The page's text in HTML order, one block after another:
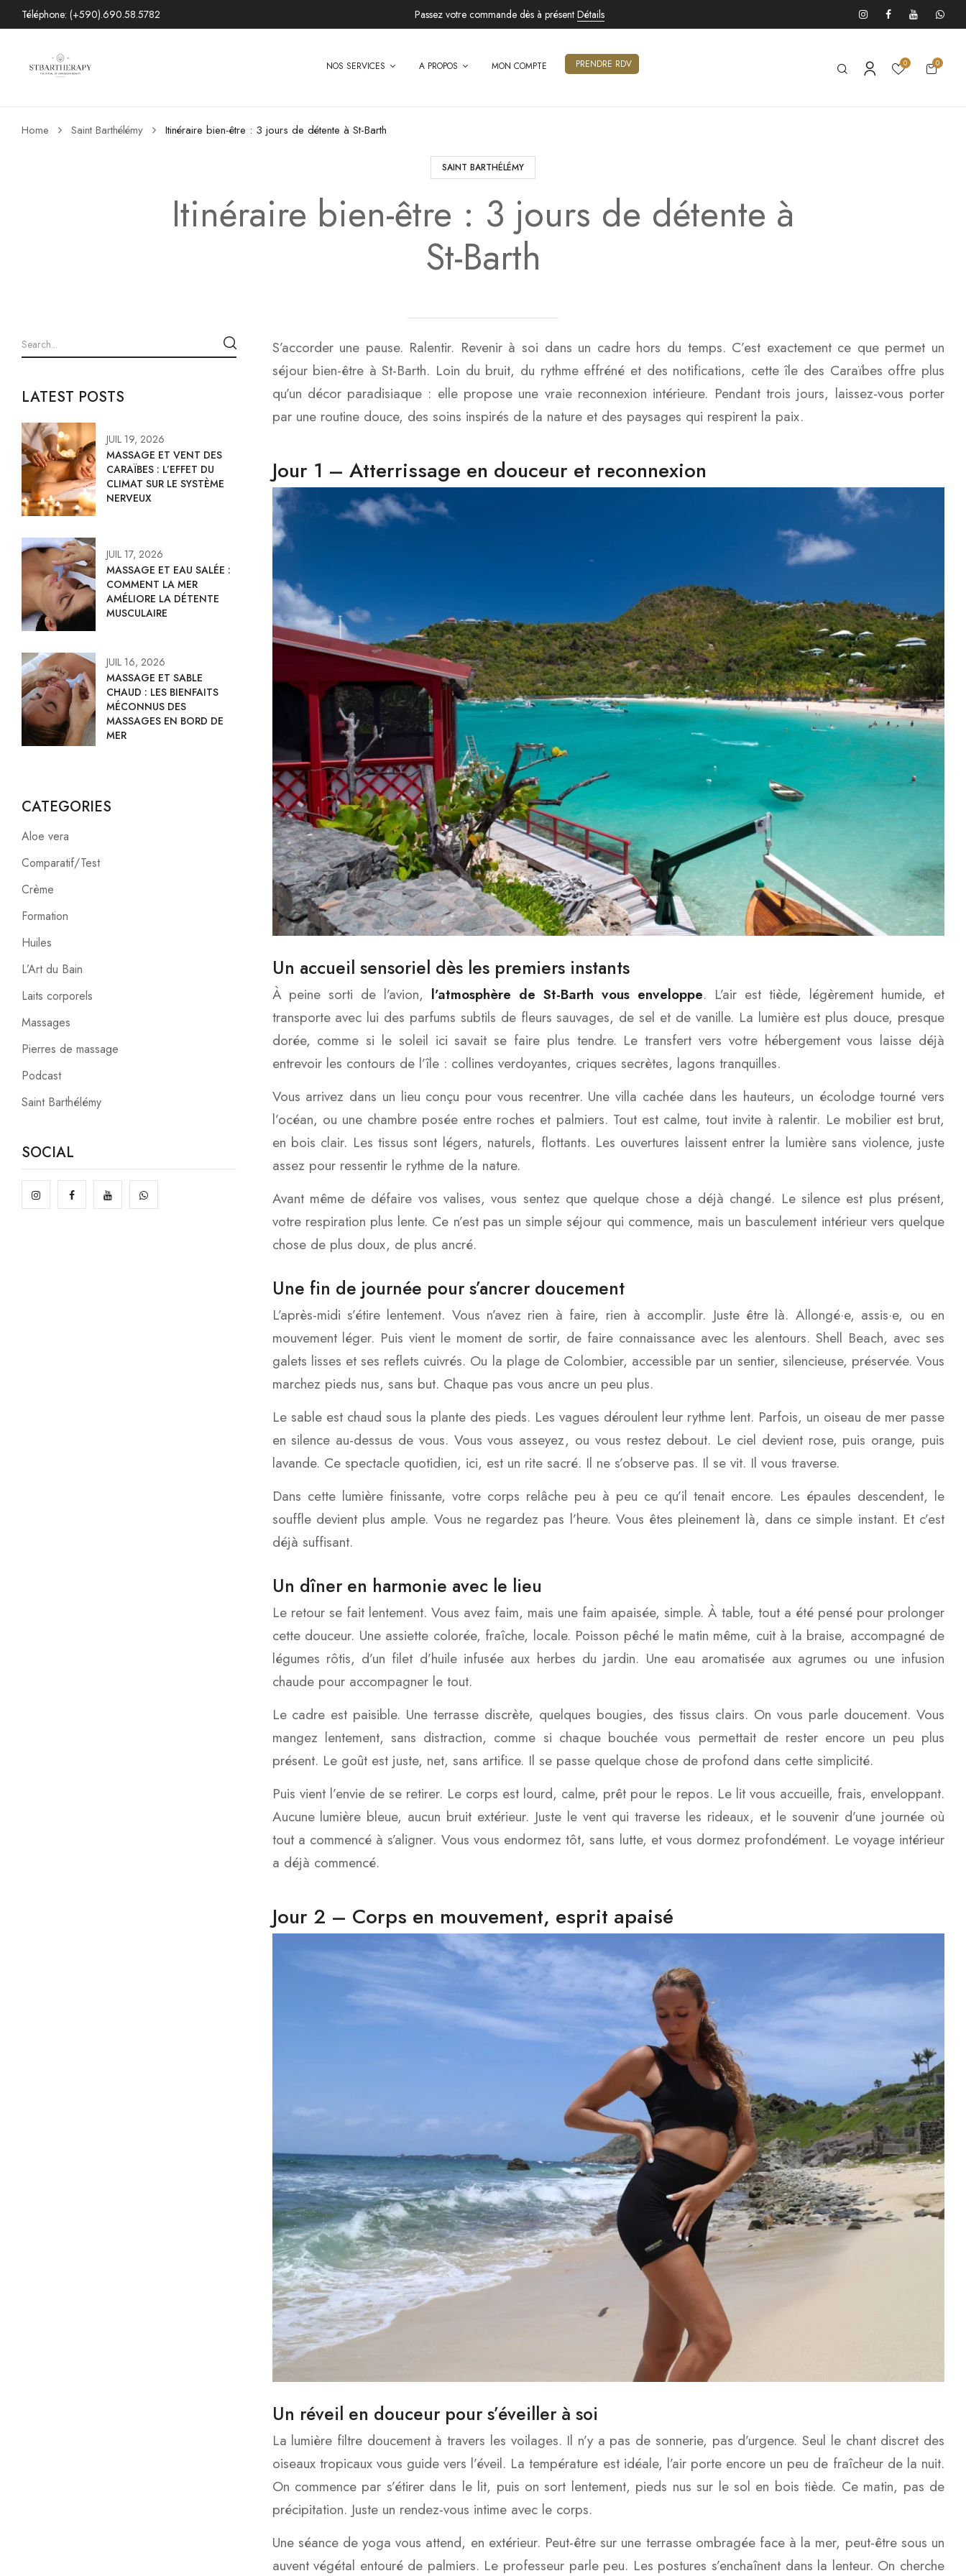
Téléphone: (+590).690.58.5782 Passez votre commande dès à présent Détails
NOS SERVICES A PROPOS MON COMPTE PRENDRE RDV 0 0
Home Saint Barthélémy Itinéraire bien-être : 3 jours de détente à St-Barth
SAINT BARTHÉLÉMY
Itinéraire bien-être : 3 jours de détente à
St-Barth
LATEST POSTS
JUIL 19, 2026
MASSAGE ET VENT DES
CARAÏBES : L’EFFET DU
CLIMAT SUR LE SYSTÈME
NERVEUX
JUIL 17, 2026
MASSAGE ET EAU SALÉE :
COMMENT LA MER
AMÉLIORE LA DÉTENTE
MUSCULAIRE
JUIL 16, 2026
MASSAGE ET SABLE
CHAUD : LES BIENFAITS
MÉCONNUS DES
MASSAGES EN BORD DE
MER
CATEGORIES
Aloe vera
Comparatif/Test
Crème
Formation
Huiles
L’Art du Bain
Laits corporels
Massages
Pierres de massage
Podcast
Saint Barthélémy
SOCIAL
S’accorder une pause. Ralentir. Revenir à soi dans un cadre hors du temps. C’est exactement ce que permet un
séjour bien-être à St-Barth. Loin du bruit, du rythme effréné et des notifications, cette île des Caraïbes offre plus
qu’un décor paradisiaque : elle propose une vraie reconnexion intérieure. Pendant trois jours, laissez-vous porter
par une routine douce, des soins inspirés de la nature et des paysages qui respirent la paix.
Jour 1 – Atterrissage en douceur et reconnexion
Un accueil sensoriel dès les premiers instants
À peine sorti de l’avion, l’atmosphère de St-Barth vous enveloppe. L’air est tiède, légèrement humide, et
transporte avec lui des parfums subtils de fleurs sauvages, de sel et de vanille. La lumière est plus douce, presque
dorée, comme si le soleil ici savait se faire plus tendre. Le transfert vers votre hébergement vous laisse déjà
entrevoir les contours de l’île : collines verdoyantes, criques secrètes, lagons tranquilles.
Vous arrivez dans un lieu conçu pour vous recentrer. Une villa cachée dans les hauteurs, un écolodge tourné vers
l’océan, ou une chambre posée entre roches et palmiers. Tout est calme, tout invite à ralentir. Le mobilier est brut,
en bois clair. Les tissus sont légers, naturels, flottants. Les ouvertures laissent entrer la lumière sans violence, juste
assez pour ressentir le rythme de la nature.
Avant même de défaire vos valises, vous sentez que quelque chose a déjà changé. Le silence est plus présent,
votre respiration plus lente. Ce n’est pas un simple séjour qui commence, mais un basculement intérieur vers quelque
chose de plus doux, de plus ancré.
Une fin de journée pour s’ancrer doucement
L’après-midi s’étire lentement. Vous n’avez rien à faire, rien à accomplir. Juste être là. Allongé·e, assis·e, ou en
mouvement léger. Puis vient le moment de sortir, de faire connaissance avec les alentours. Shell Beach, avec ses
galets lisses et ses reflets cuivrés. Ou la plage de Colombier, accessible par un sentier, silencieuse, préservée. Vous
marchez pieds nus, sans but. Chaque pas vous ancre un peu plus.
Le sable est chaud sous la plante des pieds. Les vagues déroulent leur rythme lent. Parfois, un oiseau de mer passe
en silence au-dessus de vous. Vous vous asseyez, ou vous restez debout. Le ciel devient rose, puis orange, puis
lavande. Ce spectacle quotidien, ici, est un rite sacré. Il ne s’observe pas. Il se vit. Il vous traverse.
Dans cette lumière finissante, votre corps relâche peu à peu ce qu’il tenait encore. Les épaules descendent, le
souffle devient plus ample. Vous ne regardez pas l’heure. Vous êtes pleinement là, dans ce simple instant. Et c’est
déjà suffisant.
Un dîner en harmonie avec le lieu
Le retour se fait lentement. Vous avez faim, mais une faim apaisée, simple. À table, tout a été pensé pour prolonger
cette douceur. Une assiette colorée, fraîche, locale. Poisson pêché le matin même, cuit à la braise, accompagné de
légumes rôtis, d’un filet d’huile infusée aux herbes du jardin. Une eau aromatisée aux agrumes ou une infusion
chaude pour accompagner le tout.
Le cadre est paisible. Une terrasse discrète, quelques bougies, des tissus clairs. On vous parle doucement. Vous
mangez lentement, sans distraction, comme si chaque bouchée vous permettait de rester encore un peu plus
présent. Le goût est juste, net, sans artifice. Il se passe quelque chose de profond dans cette simplicité.
Puis vient l’envie de se retirer. Le corps est lourd, calme, prêt pour le repos. Le lit vous accueille, frais, enveloppant.
Aucune lumière bleue, aucun bruit extérieur. Juste le vent qui traverse les rideaux, et le souvenir d’une journée où
tout a commencé à s’aligner. Vous vous endormez tôt, sans lutte, et vous dormez profondément. Le voyage intérieur
a déjà commencé.
Jour 2 – Corps en mouvement, esprit apaisé
Un réveil en douceur pour s’éveiller à soi
La lumière filtre doucement à travers les voilages. Il n’y a pas de sonnerie, pas d’urgence. Seul le chant discret des
oiseaux tropicaux vous guide vers l’éveil. La température est idéale, l’air porte encore un peu de fraîcheur de la nuit.
On commence par s’étirer dans le lit, puis on sort lentement, pieds nus sur le sol en bois tiède. Ce matin, pas de
précipitation. Juste un rendez-vous intime avec le corps.
Une séance de yoga vous attend, en extérieur. Peut-être sur une terrasse ombragée face à la mer, peut-être sous un
auvent végétal entouré de palmiers. Le professeur parle peu. Les postures s’enchaînent dans la lenteur. On cherche